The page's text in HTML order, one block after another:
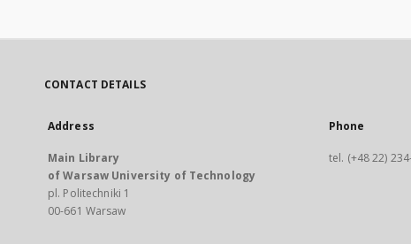
CONTACT DETAILS
Address
Main Library
of Warsaw University of Technology
pl. Politechniki 1
00-661 Warsaw
Phone
tel. (+48 22)